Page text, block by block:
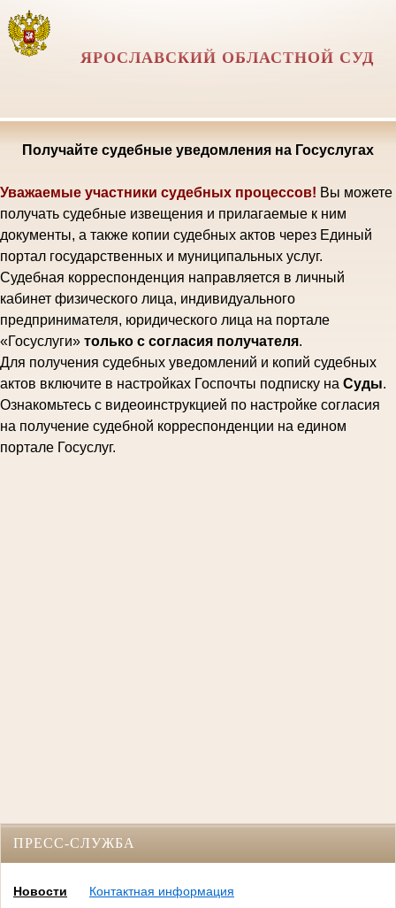
ЯРОСЛАВСКИЙ ОБЛАСТНОЙ СУД
Получайте судебные уведомления на Госуслугах
Уважаемые участники судебных процессов! Вы можете
получать судебные извещения и прилагаемые к ним
документы, а также копии судебных актов через Единый
портал государственных и муниципальных услуг.
Судебная корреспонденция направляется в личный
кабинет физического лица, индивидуального
предпринимателя, юридического лица на портале
«Госуслуги» только с согласия получателя.
Для получения судебных уведомлений и копий судебных
актов включите в настройках Госпочты подписку на Суды.
Ознакомьтесь с видеоинструкцией по настройке согласия
на получение судебной корреспонденции на едином
портале Госуслуг.
ПРЕСС-СЛУЖБА
Новости
Контактная информация